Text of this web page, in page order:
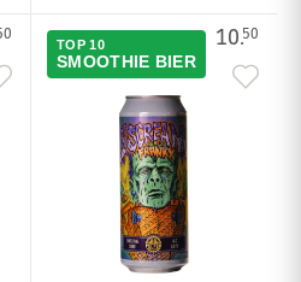
10.50
TOP 10
SMOOTHIE BIER